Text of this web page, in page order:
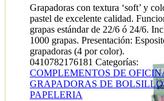
Grapadoras con textura ‘soft’ y
pastel de excelente calidad.
grapas estándar de 22/6 ó 24/6.
1000 grapas. Presentación:
grapadoras (4 por color).
0410782176181 Categorías:
COMPLEMENTOS DE
GRAPADORAS DE BOLSILLO
PAPELERIA